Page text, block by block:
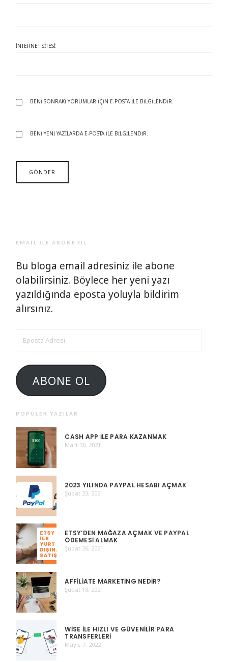
İNTERNET SITESI
BENI SONRAKI YORUMLAR IÇIN E-POSTA ILE BILGILENDIR.
BENI YENI YAZILARDA E-POSTA ILE BILGILENDIR.
EMAIL ILE ABONE OL
Bu bloga email adresiniz ile abone
olabilirsiniz. Böylece her yeni yazı
yazıldığında eposta yoluyla bildirim
alırsınız.
ADRESI
ABONE OL
POPÜLER YAZILAR
CASH APP ILE PARA KAZANMAK
Mart 30, 2021
2023 YILINDA PAYPAL HESABI AÇMAK
Şubat 23, 2021
ETSY’DEN MAĞAZA AÇMAK VE PAYPAL
ÖDEMESI ALMAK
Şubat 26, 2021
AFFILIATE MARKETING NEDIR?
Şubat 18, 2021
WISE ILE HIZLI VE GÜVENILIR PARA
TRANSFERLERI
Mayıs 7, 2022